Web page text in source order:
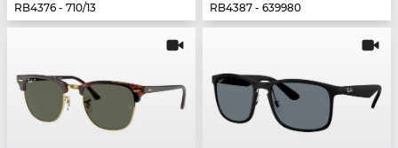
RB4376 - 710/13
RB4387 - 639980